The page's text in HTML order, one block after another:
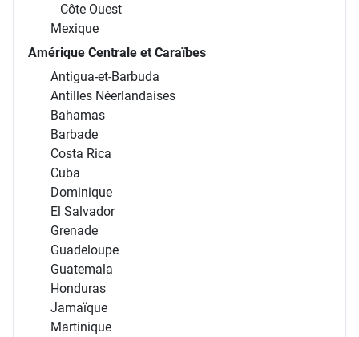
Côte Ouest
Mexique
Amérique Centrale et Caraïbes
Antigua-et-Barbuda
Antilles Néerlandaises
Bahamas
Barbade
Costa Rica
Cuba
Dominique
El Salvador
Grenade
Guadeloupe
Guatemala
Honduras
Jamaïque
Martinique